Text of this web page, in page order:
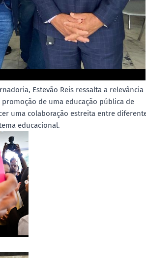
Estevão Reis ressalta a relevância
de uma educação pública de
uma colaboração estreita entre
educacional.